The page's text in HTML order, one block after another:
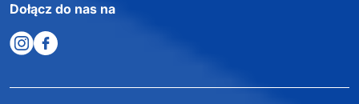
Dołącz do nas na